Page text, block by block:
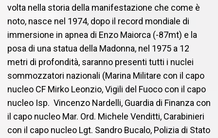
volta nella storia della manifestazione che come è
noto, nasce nel 1974, dopo il record mondiale di
immersione in apnea di Enzo Maiorca (-87mt) e la
posa di una statua della Madonna, nel 1975 a 12
metri di profondità, saranno presenti tutti i nuclei
sommozzatori nazionali (Marina Militare con il capo
nucleo CF Mirko Leonzio, Vigili del Fuoco con il capo
nucleo Isp. Vincenzo Nardelli, Guardia di Finanza con
il capo nucleo Mar. Ord. Michele Venditti, Carabinieri
con il capo nucleo Lgt. Sandro Bucalo, Polizia di Stato